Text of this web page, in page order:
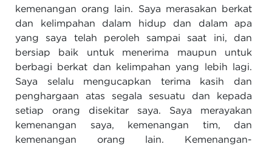
kemenangan orang lain. Saya merasakan berkat
dan kelimpahan dalam hidup dan dalam apa
yang saya telah peroleh sampai saat ini, dan
bersiap baik untuk menerima maupun untuk
berbagi berkat dan kelimpahan yang lebih lagi.
Saya selalu mengucapkan terima kasih dan
penghargaan atas segala sesuatu dan kepada
setiap orang disekitar saya. Saya merayakan
kemenangan saya, kemenangan tim, dan
kemenangan orang lain. Kemenangan-